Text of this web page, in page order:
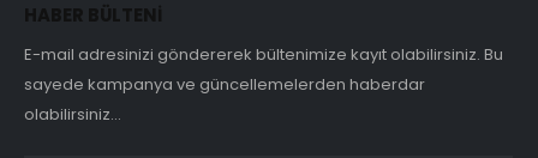
HABER BÜLTENİ
E-mail adresinizi göndererek bültenimize kayıt olabilirsiniz. Bu
sayede kampanya ve güncellemelerden haberdar
olabilirsiniz...